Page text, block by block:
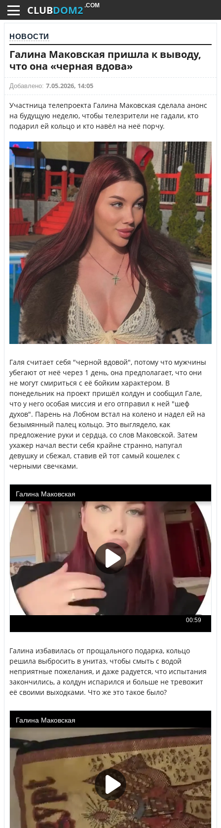
CLUBDOM2 .COM
НОВОСТИ
Галина Маковская пришла к выводу,
что она «черная вдова»
Добавлено: 7.05.2026, 14:05
Участница телепроекта Галина Маковская сделала анонс
на будущую неделю, чтобы телезрители не гадали, кто
подарил ей кольцо и кто навёл на неё порчу.
Галя считает себя "черной вдовой", потому что мужчины
убегают от неё через 1 день, она предполагает, что они
не могут смириться с её бойким характером. В
понедельник на проект пришёл колдун и сообщил Гале,
что у него особая миссия и его отправил к ней "шеф
духов". Парень на Лобном встал на колено и надел ей на
безымянный палец кольцо. Это выглядело, как
предложение руки и сердца, со слов Маковской. Затем
ухажер начал вести себя крайне странно, напугал
девушку и сбежал, ставив ей тот самый кошелек с
черными свечками.
Галина избавилась от прощального подарка, кольцо
решила выбросить в унитаз, чтобы смыть с водой
неприятные пожелания, и даже радуется, что испытания
закончились, а колдун испарился и больше не тревожит
её своими выходками. Что же это такое было?